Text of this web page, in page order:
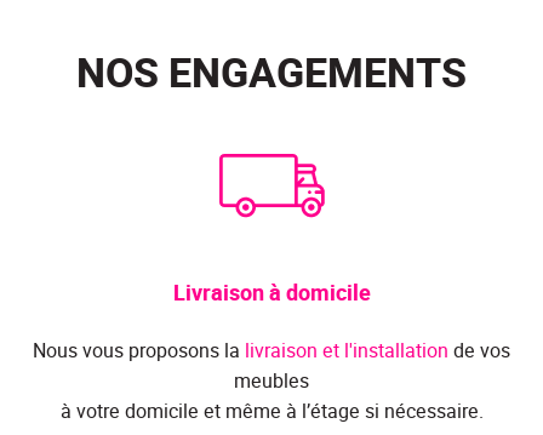
NOS ENGAGEMENTS
Livraison à domicile
Nous vous proposons la livraison et l'installation de vos
meubles
à votre domicile et même à l’étage si nécessaire.